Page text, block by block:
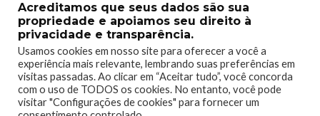
Acreditamos que seus dados são sua
propriedade e apoiamos seu direito à
privacidade e transparência.
Usamos cookies em nosso site para oferecer a você a
experiência mais relevante, lembrando suas preferências em
visitas passadas. Ao clicar em “Aceitar tudo”, você concorda
com o uso de TODOS os cookies. No entanto, você pode
visitar "Configurações de cookies" para fornecer um